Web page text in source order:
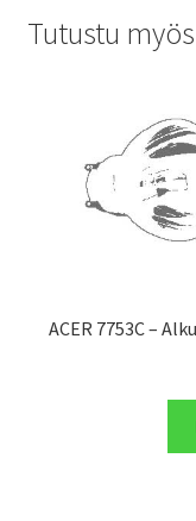
Tutustu myös
ACER 7753C –